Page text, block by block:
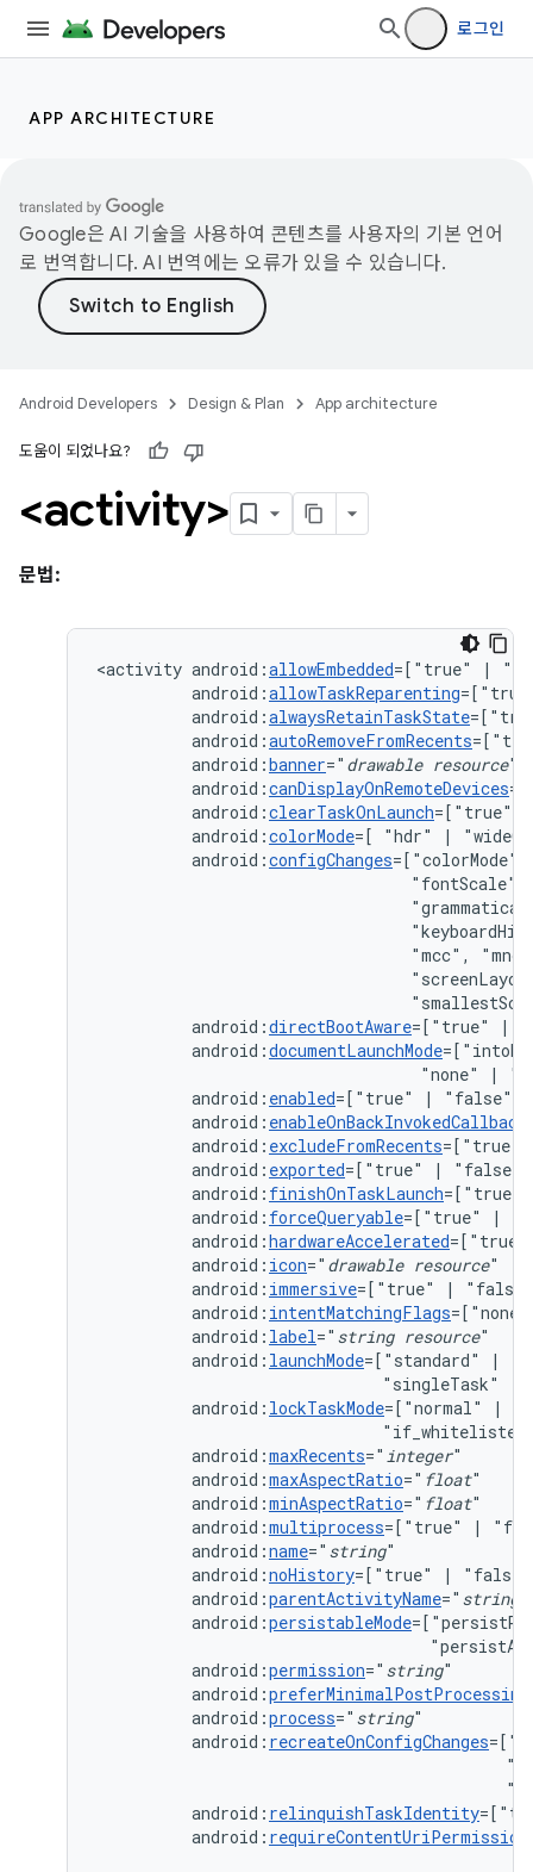
로그인
APP ARCHITECTURE
Google은 AI 기술을 사용하여 콘텐츠를 사용자의 기본 언어
로 번역합니다. AI 번역에는 오류가 있을 수 있습니다.
Android Developers Design & Plan App architecture
도움이 되었나요?
<activity>
문법:
<activity android:allowEmbedded=["true"
|
android:allowTaskReparenting
android:alwaysRetainTaskState
android:autoRemoveFromRecents
android:banner=" drawable resource
android:canDisplayOnRemoteDevices
android:clearTaskOnLaunch=["true"
android:colorMode=[ "hdr"
|
android:configChanges=["colorMode",
"fontScale",
"mcc",
android:directBootAware=["true"
|
android:documentLaunchMode
"none"
|
android: enabled=["true" |
android: enableOnBackInvokedCallback
android: excludeFromRecents=["true"
android: exported=["true" |
android: finishOnTaskLaunch=["true"
android: forceQueryable=["true"
|
android:hardwareAccelerated=["true"
android: icon=" drawable resource
android: immersive=["true"
|
android: intentMatchingFlags=["none"
android: label=" string resource
android: launchMode=["standard" |
"singleTask"
android: lockTaskMode=["normal" |
android:maxRecents=" integer
android:maxAspectRatio=" float
android:minAspectRatio=" float
android:multiprocess=["true"
|
android:name=" string
android:noHistory=["true" |
android:parentActivityName=" string
android:persistableMode
android:permission=" string
android:preferMinimalPostProcessing
android:process=" string
android: recreateOnConfigChanges
android: relinquishTaskIdentity
android: